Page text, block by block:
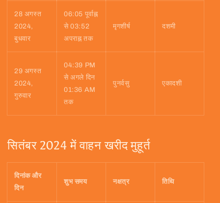
28 अगस्त
2024,
बुधवार
06:05 पूर्वाह्न
से 03:52
अपराह्न तक
मृगशीर्ष दशमी
29 अगस्त
2024,
गुरुवार
04:39 PM
से अगले दिन
01:36 AM
तक
पुनर्वसु एकादशी
सितंबर 2024 में वाहन खरीद मुहूर्त
दिनांक और
दिन
शुभ समय नक्षत्र तिथि